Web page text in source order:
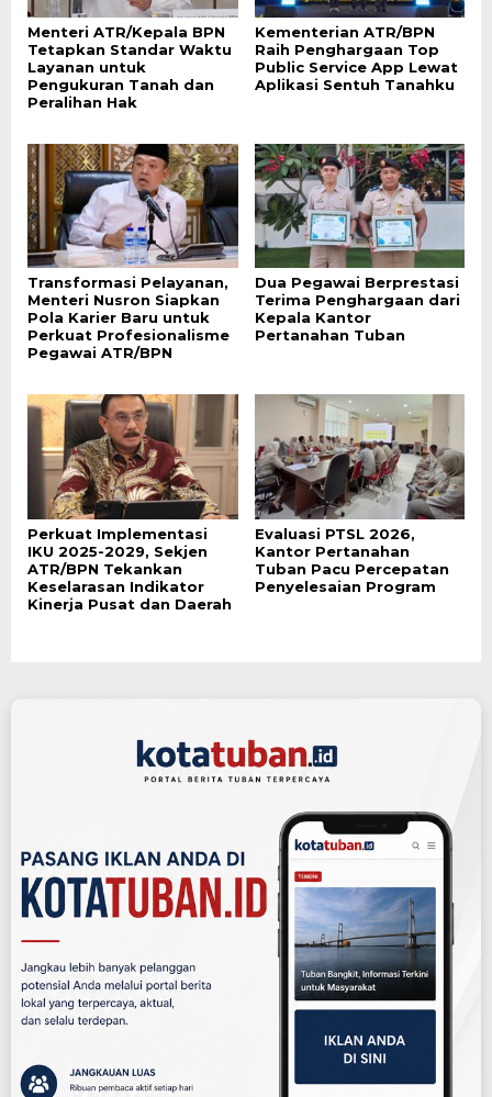
Menteri ATR/Kepala BPN
Tetapkan Standar Waktu
Layanan untuk
Pengukuran Tanah dan
Peralihan Hak
Kementerian ATR/BPN
Raih Penghargaan Top
Public Service App Lewat
Aplikasi Sentuh Tanahku
Transformasi Pelayanan,
Menteri Nusron Siapkan
Pola Karier Baru untuk
Perkuat Profesionalisme
Pegawai ATR/BPN
Dua Pegawai Berprestasi
Terima Penghargaan dari
Kepala Kantor
Pertanahan Tuban
Perkuat Implementasi
IKU 2025-2029, Sekjen
ATR/BPN Tekankan
Keselarasan Indikator
Kinerja Pusat dan Daerah
Evaluasi PTSL 2026,
Kantor Pertanahan
Tuban Pacu Percepatan
Penyelesaian Program